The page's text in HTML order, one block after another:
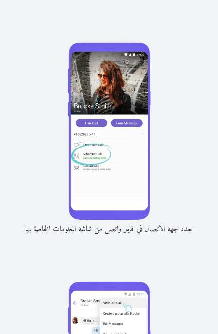
حدد جهة الاتصال في فايبر واتصل من شاشة المعلومات الخاصة بها